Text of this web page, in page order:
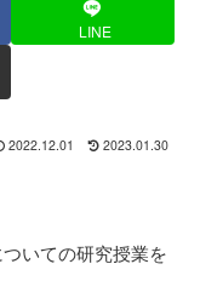
LINE
2022.12.01 2023.01.30
いての研究授業を